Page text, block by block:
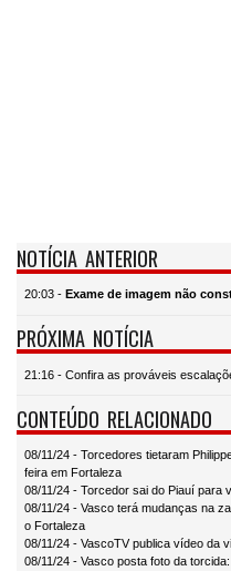
NOTÍCIA ANTERIOR
20:03 - Exame de imagem não
PRÓXIMA NOTÍCIA
21:16 - Confira as prováveis
CONTEÚDO RELACIONADO
08/11/24 - Torcedores tietaram
feira em Fortaleza
08/11/24 - Torcedor sai do Piauí para
08/11/24 - Vasco terá mudanças na
o Fortaleza
08/11/24 - VascoTV publica vídeo da
08/11/24 - Vasco posta foto da